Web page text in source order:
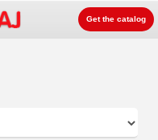
Get the catalog